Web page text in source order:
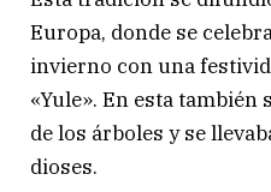
Europa, donde se
invierno con una
«Yule». En esta también
de los árboles y se
dioses.